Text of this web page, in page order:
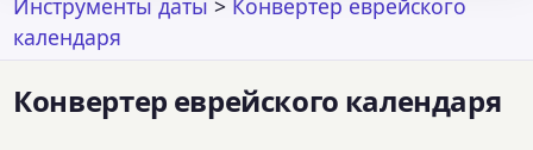
Инструменты даты > Конвертер еврейского
календаря
Конвертер еврейского календаря